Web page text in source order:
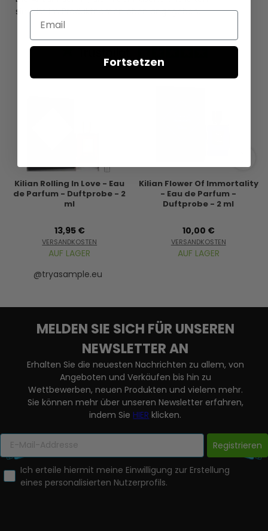
sind, ist im Produktnamen oben angegeben.
Kilian Rolling In Love - Eau
de Parfum - Duftprobe - 2
ml
13,95 €
VERSANDKOSTEN
AUF LAGER
Kilian Flower Of Immortality
- Eau de Parfum -
Duftprobe - 2 ml
10,00 €
VERSANDKOSTEN
AUF LAGER
@tryasample.eu
MELDEN SIE SICH FÜR UNSEREN
NEWSLETTER AN
Erhalten Sie die neuesten Nachrichten zu allem, von
Angeboten und Verkäufen bis hin zu
Wettbewerben, neuen Produkten und vielem mehr.
Sie können mehr über unseren Newsletter erfahren,
indem SieHIER klicken.
Registrieren
Ich erteile hiermit meine Einwilligung zur Erstellung
eines personalisierten Nutzerprofils.
Email
Fortsetzen